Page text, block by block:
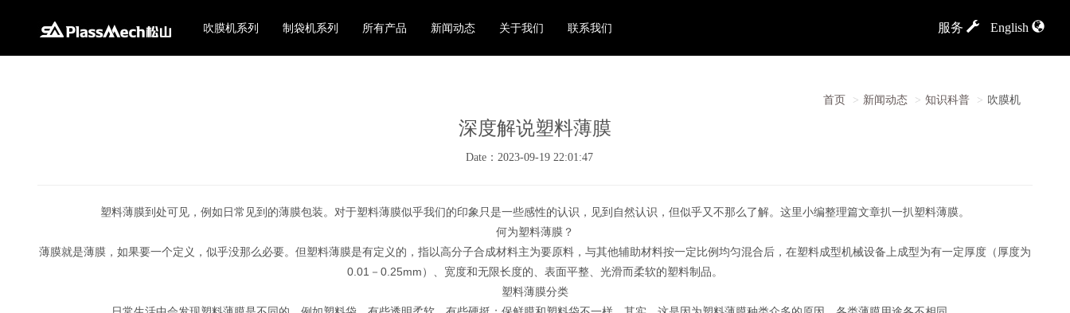
吹膜机系列 制袋机系列 所有产品 新闻动态 关于我们 联系我们 服务 English
首页 新闻动态 知识科普 吹膜机
深度解说塑料薄膜
Date：2023-09-19 22:01:47
塑料薄膜到处可见，例如日常见到的薄膜包装。对于塑料薄膜似乎我们的印象只是一些感性的认识，见到自然认识，但似乎又不那么了解。这里小编整理篇文章扒一扒塑料薄膜。
何为塑料薄膜？
薄膜就是薄膜，如果要一个定义，似乎没那么必要。但塑料薄膜是有定义的，指以高分子合成材料主为要原料，与其他辅助材料按一定比例均匀混合后，在塑料成型机械设备上成型为有一定厚度（厚度为
0.01－0.25mm）、宽度和无限长度的、表面平整、光滑而柔软的塑料制品。
塑料薄膜分类